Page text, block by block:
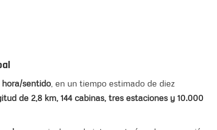
sentido , en un tiempo estimado de diez
de 2,8 km, 144 cabinas, tres estaciones y 10.000